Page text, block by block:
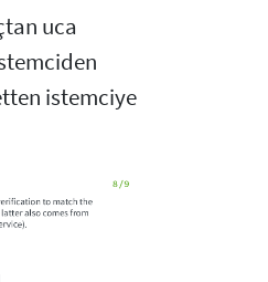
uca
istemciye